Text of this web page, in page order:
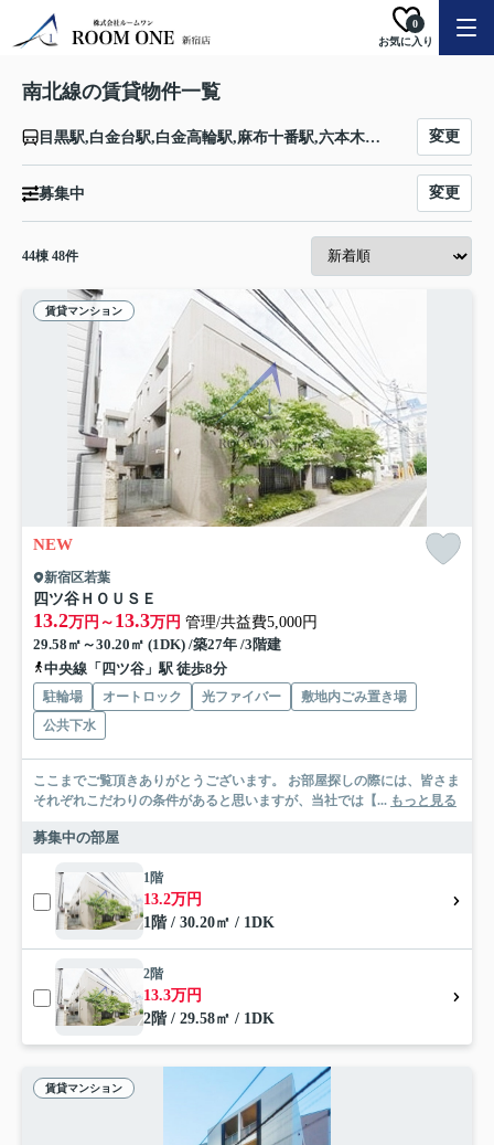
お気に入り
0
南北線の賃貸物件一覧
目黒駅,白金台駅,白金高輪駅,麻布十番駅,六本木一丁目駅,国会議事堂前駅,永田町駅,四ツ谷駅,市ケ谷駅,飯田橋駅,後楽園駅,東大前駅,本駒込駅,駒込駅,西ケ原駅,王子駅,王子神谷駅,志茂駅,赤羽岩淵駅 変更
募集中 変更
44棟 48件
賃貸マンション
NEW
新宿区若葉
四ツ谷ＨＯＵＳＥ
13.2万円～ 13.3万円 管理/共益費5,000円
29.58㎡～30.20㎡ (1DK) /築27年 /3階建
中央線「四ツ谷」駅 徒歩8分
駐輪場 オートロック 光ファイバー
敷地内ごみ置き場
公共下水
ここまでご覧頂きありがとうございます。 お部屋探しの際には、皆さま
それぞれこだわりの条件があると思いますが、当社では【... もっと見る
募集中の部屋
1階
13.2万円
1階 / 30.20㎡ / 1DK
2階
13.3万円
2階 / 29.58㎡ / 1DK
賃貸マンション